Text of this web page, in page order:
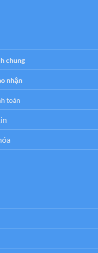
chung
nhận
toán